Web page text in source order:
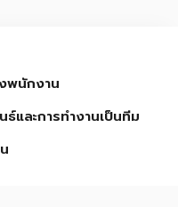
พนักงาน
และการทำงานเป็นทีม